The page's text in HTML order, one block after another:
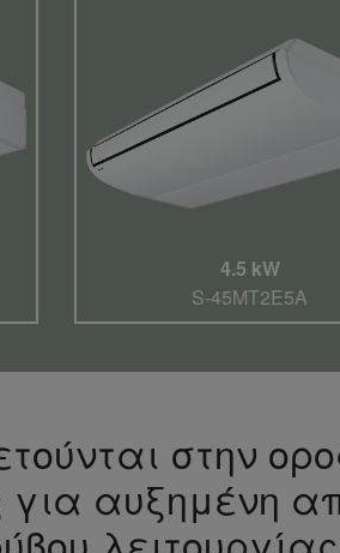
4.5 kW
S-45MT2E5A
στην
αυξημένη